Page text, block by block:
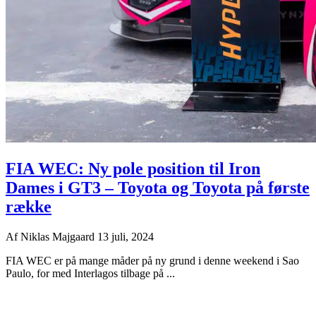
FIA WEC: Ny pole position til Iron
Dames i GT3 – Toyota og Toyota på første
række
AfNiklas Majgaard 13 juli, 2024
FIA WEC er på mange måder på ny grund i denne weekend i Sao
Paulo, for med Interlagos tilbage på ...